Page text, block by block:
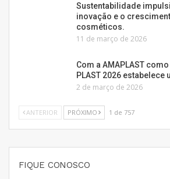
Sustentabilidade
inovação e o
cosméticos.
11 de março de 2026
Com a AMAPLAST
PLAST 2026 estabelece
2 de março de 2026
ANTERIOR PRÓXIMO 1 de 757
FIQUE CONOSCO